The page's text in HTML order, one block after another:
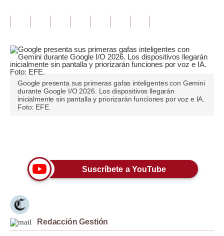
Opinión
Editorial
Pregunta de hoy
Blogs
Tendencias
Moda
Mundo
EEUU
Google presenta sus primeras gafas inteligentes con Gemini
durante Google I/O 2026. Los dispositivos llegarán
inicialmente sin pantalla y priorizarán funciones por voz e IA.
Foto: EFE.
Suscríbete a YouTube
Redacción Gestión